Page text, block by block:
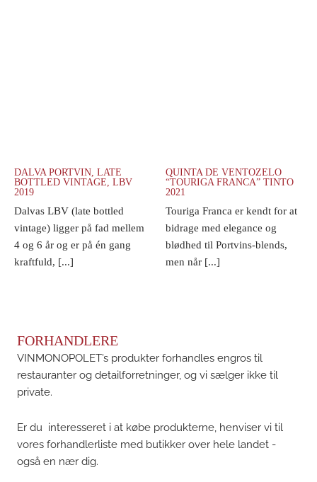
DALVA PORTVIN, LATE
BOTTLED VINTAGE, LBV
2019
Dalvas LBV (late bottled
vintage) ligger på fad mellem
4 og 6 år og er på én gang
kraftfuld, [...]
QUINTA DE VENTOZELO
“TOURIGA FRANCA” TINTO
2021
Touriga Franca er kendt for at
bidrage med elegance og
blødhed til Portvins-blends,
men når [...]
FORHANDLERE
VINMONOPOLET’s produkter forhandles engros til
restauranter og detailforretninger, og vi sælger ikke til
private.
Er du interesseret i at købe produkterne, henviser vi til
vores forhandlerliste med butikker over hele landet -
også en nær dig.